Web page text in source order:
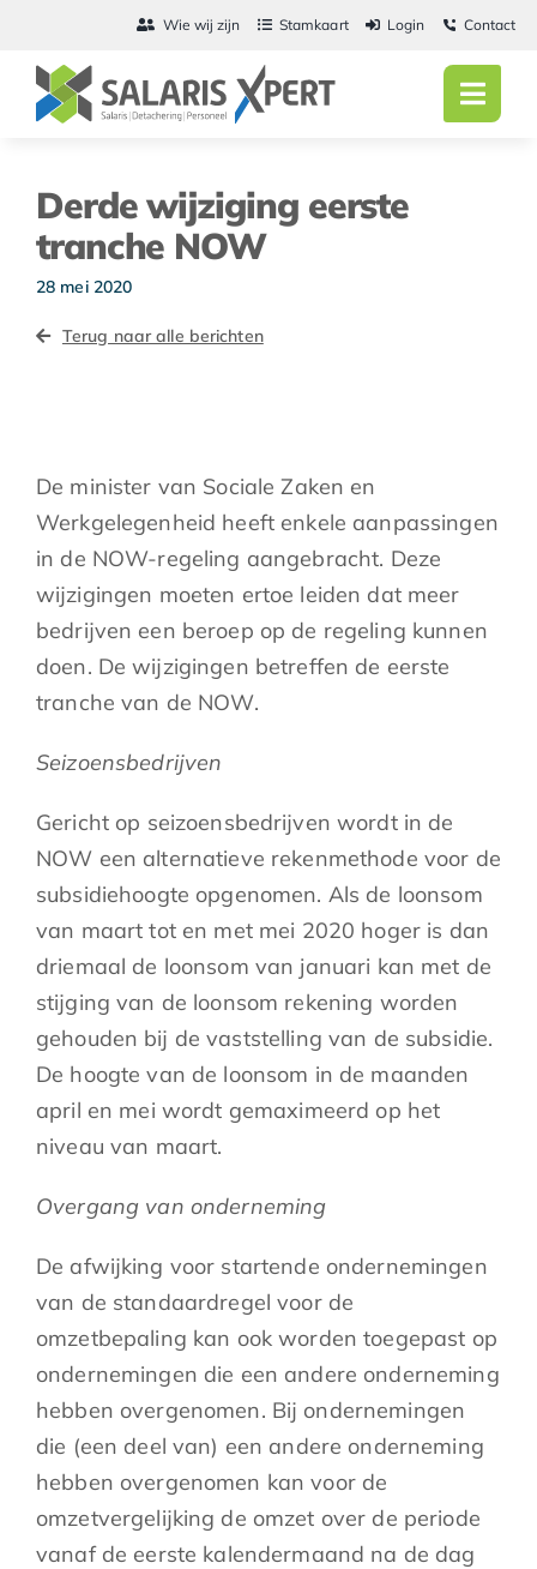
inhoud
Wie wij zijn Stamkaart Login Contact
Derde wijziging eerste
tranche NOW
28 mei 2020
Terug naar alle berichten
De minister van Sociale Zaken en
Werkgelegenheid heeft enkele aanpassingen
in de NOW-regeling aangebracht. Deze
wijzigingen moeten ertoe leiden dat meer
bedrijven een beroep op de regeling kunnen
doen. De wijzigingen betreffen de eerste
tranche van de NOW.
Seizoensbedrijven
Gericht op seizoensbedrijven wordt in de
NOW een alternatieve rekenmethode voor de
subsidiehoogte opgenomen. Als de loonsom
van maart tot en met mei 2020 hoger is dan
driemaal de loonsom van januari kan met de
stijging van de loonsom rekening worden
gehouden bij de vaststelling van de subsidie.
De hoogte van de loonsom in de maanden
april en mei wordt gemaximeerd op het
niveau van maart.
Overgang van onderneming
De afwijking voor startende ondernemingen
van de standaardregel voor de
omzetbepaling kan ook worden toegepast op
ondernemingen die een andere onderneming
hebben overgenomen. Bij ondernemingen
die (een deel van) een andere onderneming
hebben overgenomen kan voor de
omzetvergelijking de omzet over de periode
vanaf de eerste kalendermaand na de dag